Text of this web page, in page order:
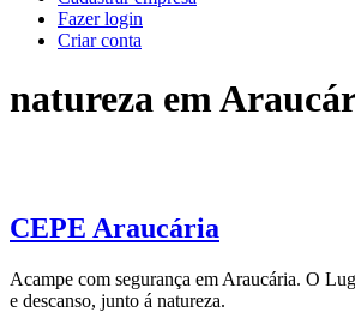
Fazer login
Criar conta
natureza em
CEPE Araucária
Acampe com segurança em Araucária. O
e descanso, junto á natureza.